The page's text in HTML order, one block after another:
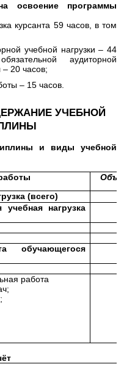
освоение программы
курсанта 59 часов, в том
учебной нагрузки – 44
аудиторной
– 20 часов;
– 15 часов.
УЧЕБНОЙ
и виды учебной
Объем
(всего)
учебная нагрузка
обучающегося
работа